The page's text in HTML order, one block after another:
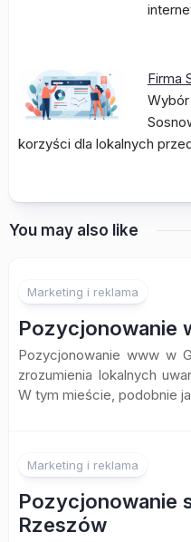
Firma
korzyści dla lokalnych
You may also like
Marketing i reklama
Pozycjonowanie
Pozycjonowanie www w
zrozumienia lokalnych
W tym mieście, podobnie
Marketing i reklama
Pozycjonowanie
Rzeszów